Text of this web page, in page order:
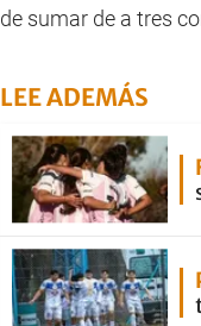
de sumar de a tres
LEE ADEMÁS